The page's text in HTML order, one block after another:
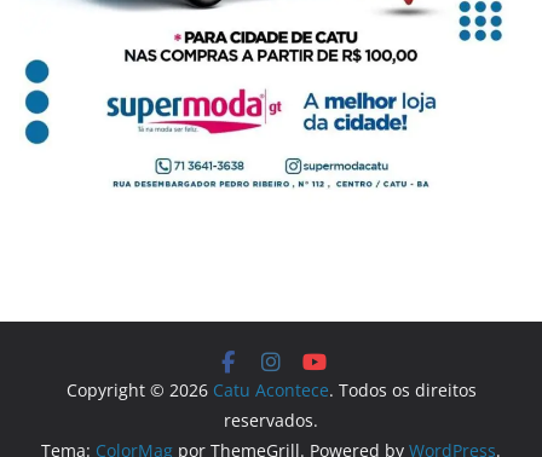
Copyright © 2026 Catu Acontece. Todos os direitos
reservados.
Tema: ColorMag por ThemeGrill. Powered by WordPress.